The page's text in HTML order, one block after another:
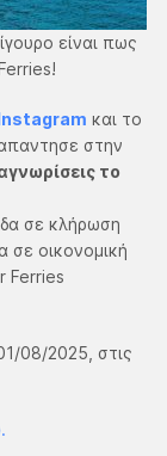
είναι πως
και το
στην
το
σε κλήρωση
σε οικονομική
Ferries
08/2025, στις
.